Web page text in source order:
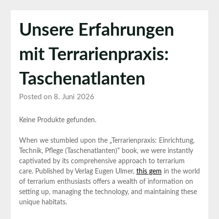
Unsere Erfahrungen
mit Terrarienpraxis:
Taschenatlanten
Posted on 8. Juni 2026
Keine Produkte gefunden.
When we stumbled upon the „Terrarienpraxis: Einrichtung,
Technik, Pflege (Taschenatlanten)“ book, we were instantly
⁣captivated ⁤by its comprehensive approach to terrarium
care. ⁢Published by Verlag Eugen Ulmer, this gem ​in the world
of terrarium enthusiasts offers a wealth of information on
setting up, managing the technology, and maintaining these
unique habitats.